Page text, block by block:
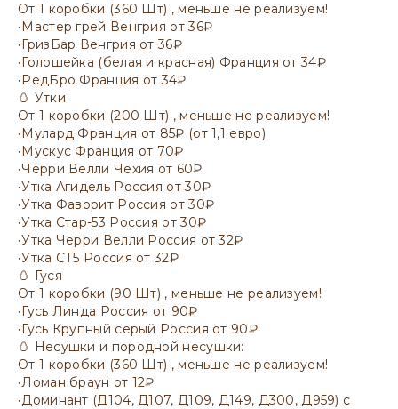
От 1 коробки (360 Шт) , меньше не реализуем!
•Мастер грей Венгрия от 36₽
•ГризБар Венгрия от 36₽
•Голошейка (белая и красная) Франция от 34₽
•РедБро Франция от 34₽
🥚 Утки
От 1 коробки (200 Шт) , меньше не реализуем!
•Мулард Франция от 85₽ (от 1,1 евро)
•Мускус Франция от 70₽
•Черри Велли Чехия от 60₽
•Утка Агидель Россия от 30₽
•Утка Фаворит Россия от 30₽
•Утка Стар-53 Россия от 30₽
•Утка Черри Велли Россия от 32₽
•Утка СТ5 Россия от 32₽
🥚 Гуся
От 1 коробки (90 Шт) , меньше не реализуем!
•Гусь Линда Россия от 90₽
•Гусь Крупный серый Россия от 90₽
🥚 Несушки и породной несушки:
От 1 коробки (360 Шт) , меньше не реализуем!
•Ломан браун от 12₽
•Доминант (Д104, Д107, Д109, Д149, Д300, Д959) с